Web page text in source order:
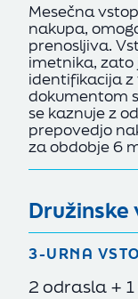
Mesečna
nakupa,
prenosljiva.
imetnika, zato
identifikacija
dokumentom
se kaznuje z
prepovedjo
za obdobje 6
3-URNA
2 odrasla +